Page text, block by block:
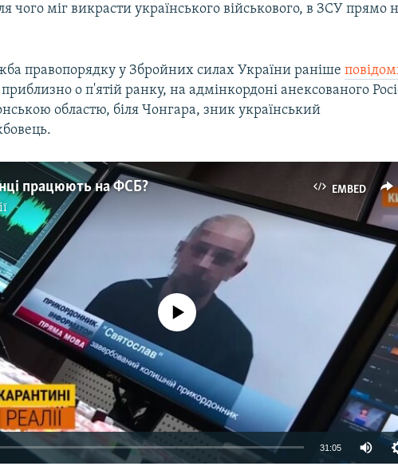
чого міг викрасти українського військового, в ЗСУ прямо
правопорядку у Збройних силах України раніше
о п'ятій ранку, на адмінкордоні анексованого
областю, біля Чонгара, зник український
EMBED
працюють на ФСБ?
No media source currently available
31:05